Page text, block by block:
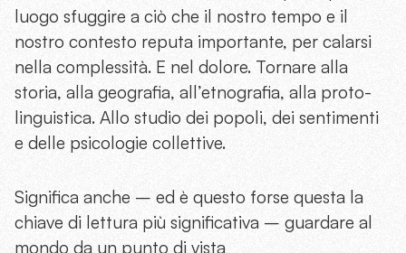
luogo sfuggire a ciò che il nostro tempo e il
nostro contesto reputa importante, per calarsi
nella complessità. E nel dolore. Tornare alla
storia, alla geografia, all’etnografia, alla proto-
linguistica. Allo studio dei popoli, dei sentimenti
e delle psicologie collettive.
Significa anche – ed è questo forse questa la
chiave di lettura più significativa – guardare al
mondo da un punto di vista